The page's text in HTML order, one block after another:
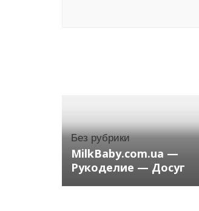
Без рубрики
MilkBaby.com.ua —
Рукоделие — Досуг